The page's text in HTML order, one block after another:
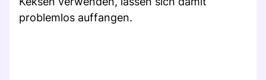
problemlos auffangen.